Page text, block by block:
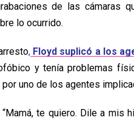
de las cámaras
lo ocurrido.
,Floyd suplicó a los
y tenía problemas
uno de los agentes
te quiero. Dile a mis